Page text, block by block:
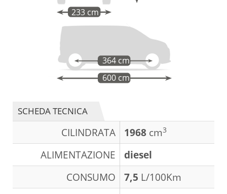
233 cm
600 cm
364 cm
SCHEDA TECNICA
CILINDRATA 1968 cm3
ALIMENTAZIONE
diesel
CONSUMO
7,5 L/100Km